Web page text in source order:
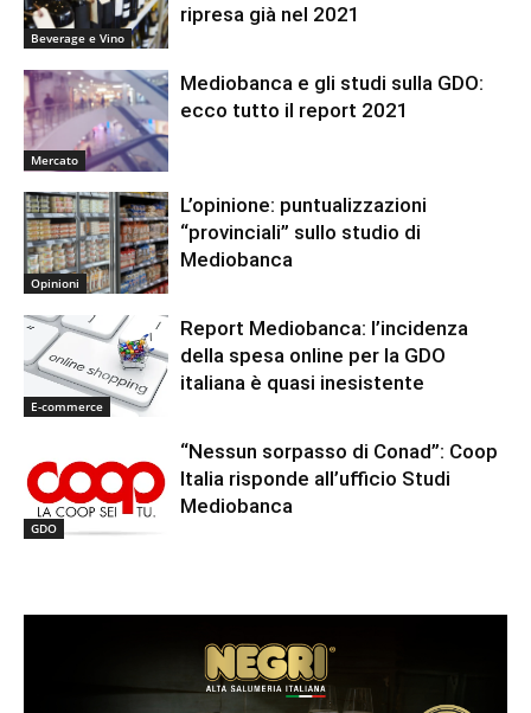
Beverage e Vino
ripresa già nel 2021
Mercato
Mediobanca e gli studi sulla GDO:
ecco tutto il report 2021
Opinioni
L’opinione: puntualizzazioni
“provinciali” sullo studio di
Mediobanca
E-commerce
Report Mediobanca: l’incidenza
della spesa online per la GDO
italiana è quasi inesistente
GDO
“Nessun sorpasso di Conad”: Coop
Italia risponde all’ufficio Studi
Mediobanca